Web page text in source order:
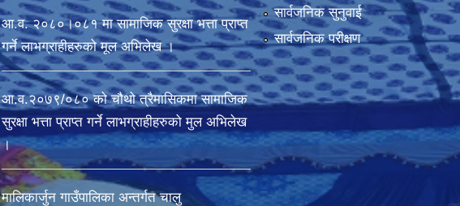
आ.व. २०८०।०८१ मा सामाजिक सुरक्षा भत्ता प्राप्त
गर्ने लाभग्राहीहरुको मूल अभिलेख ।
आ.व.२०७९/०८० को चौथो त्रैमासिकमा सामाजिक
सुरक्षा भत्ता प्राप्त गर्ने लाभग्राहीहरुको मुल अभिलेख
।
मालिकार्जुन गाउँपालिका अन्तर्गत चालु
सार्वजनिक सुनुवाई
सार्वजनिक परीक्षण